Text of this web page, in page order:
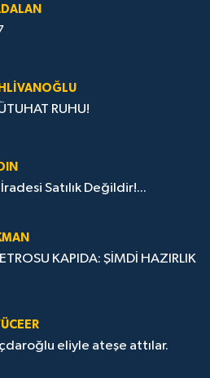
RUHU!
Satılık Değildir!...
KAPIDA: ŞİMDİ HAZIRLIK
eliyle ateşe attılar.